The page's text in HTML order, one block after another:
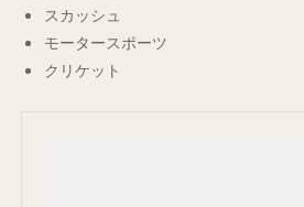
スカッシュ
モータースポーツ
クリケット